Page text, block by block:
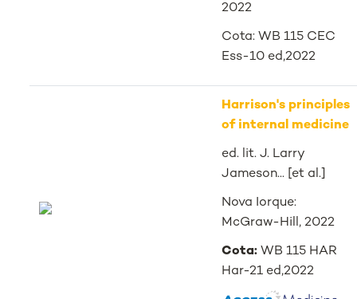
2022
Cota: WB 115 CEC
Ess-10 ed,2022
Harrison's principles
of internal medicine
ed. lit. J. Larry
Jameson... [et al.]
Nova Iorque:
McGraw-Hill, 2022
Cota:WB 115 HAR
Har-21 ed,2022